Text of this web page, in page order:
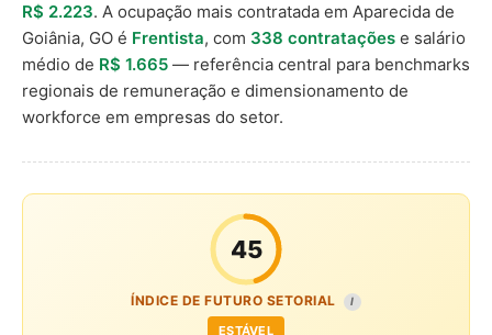
R$ 2.223. A ocupação mais contratada em Aparecida de
Goiânia, GO é Frentista, com 338 contratações e salário
médio de R$ 1.665 — referência central para benchmarks
regionais de remuneração e dimensionamento de
workforce em empresas do setor.
45
ÍNDICE DE FUTURO SETORIAL I
ESTÁVEL